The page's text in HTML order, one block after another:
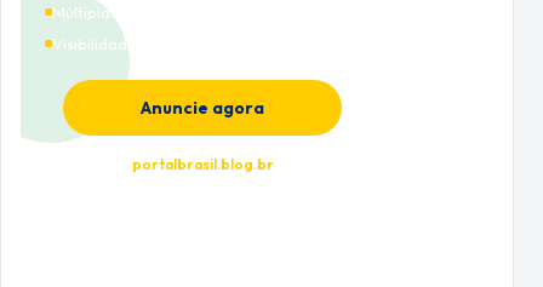
Múltiplas categorias
Visibilidade premium
Anuncie agora
portalbrasil.blog.br